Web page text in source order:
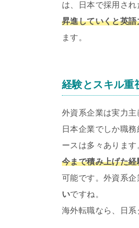
は、日本で採用され
昇進していくと英
ます。
経験とスキル重
外資系企業は実力
日本企業でしか職
ースは多々あります
今まで積み上げた
可能です。外資系企
いですね。
海外転職なら、日系